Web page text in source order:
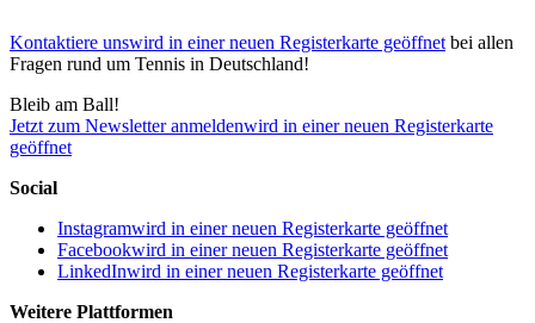
Kontaktiere unswird in einer neuen Registerkarte geöffnet bei allen
Fragen rund um Tennis in Deutschland!
Bleib am Ball!
Jetzt zum Newsletter anmeldenwird in einer neuen Registerkarte
geöffnet
Social
Instagramwird in einer neuen Registerkarte geöffnet
Facebookwird in einer neuen Registerkarte geöffnet
LinkedInwird in einer neuen Registerkarte geöffnet
Weitere Plattformen